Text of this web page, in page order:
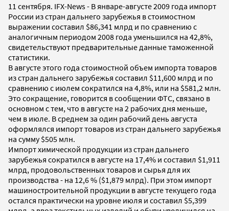
11 сентября. IFX-News - В январе-августе 2009 года импорт
России из стран дальнего зарубежья в стоимостном
выражении составил $86,341 млрд и по сравнению с
аналогичным периодом 2008 года уменьшился на 42,8%,
свидетельствуют предварительные данные таможенной
статистики.
В августе этого года стоимостной объем импорта товаров
из стран дальнего зарубежья составил $11,600 млрд и по
сравнению с июлем сократился на 4,8%, или на $581,2 млн.
Это сокращение, говорится в сообщении ФТС, связано в
основном с тем, что в августе на 2 рабочих дня меньше,
чем в июле. В среднем за один рабочий день августа
оформлялся импорт товаров из стран дальнего зарубежья
на сумму $505 млн.
Импорт химической продукции из стран дальнего
зарубежья сократился в августе на 17,4% и составил $1,911
млрд, продовольственных товаров и сырья для их
производства - на 12,6 % ($1,879 млрд). При этом импорт
машиностроительной продукции в августе текущего года
остался практически на уровне июля и составил $5,399